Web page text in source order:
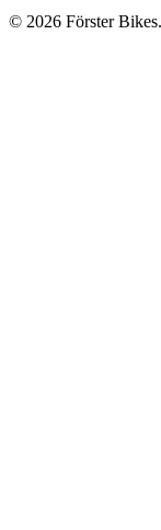
© 2026 Förster